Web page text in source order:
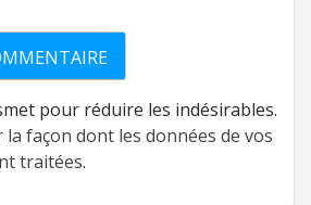
pour réduire les indésirables.
façon dont les données de vos
traitées.